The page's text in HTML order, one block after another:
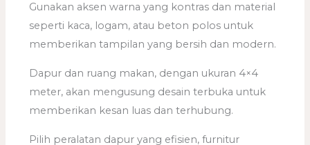
Gunakan aksen warna yang kontras dan material
seperti kaca, logam, atau beton polos untuk
memberikan tampilan yang bersih dan modern.
Dapur dan ruang makan, dengan ukuran 4×4
meter, akan mengusung desain terbuka untuk
memberikan kesan luas dan terhubung.
Pilih peralatan dapur yang efisien, furnitur